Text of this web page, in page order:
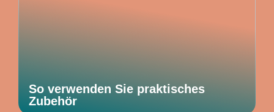
So verwenden Sie praktisches
Zubehör